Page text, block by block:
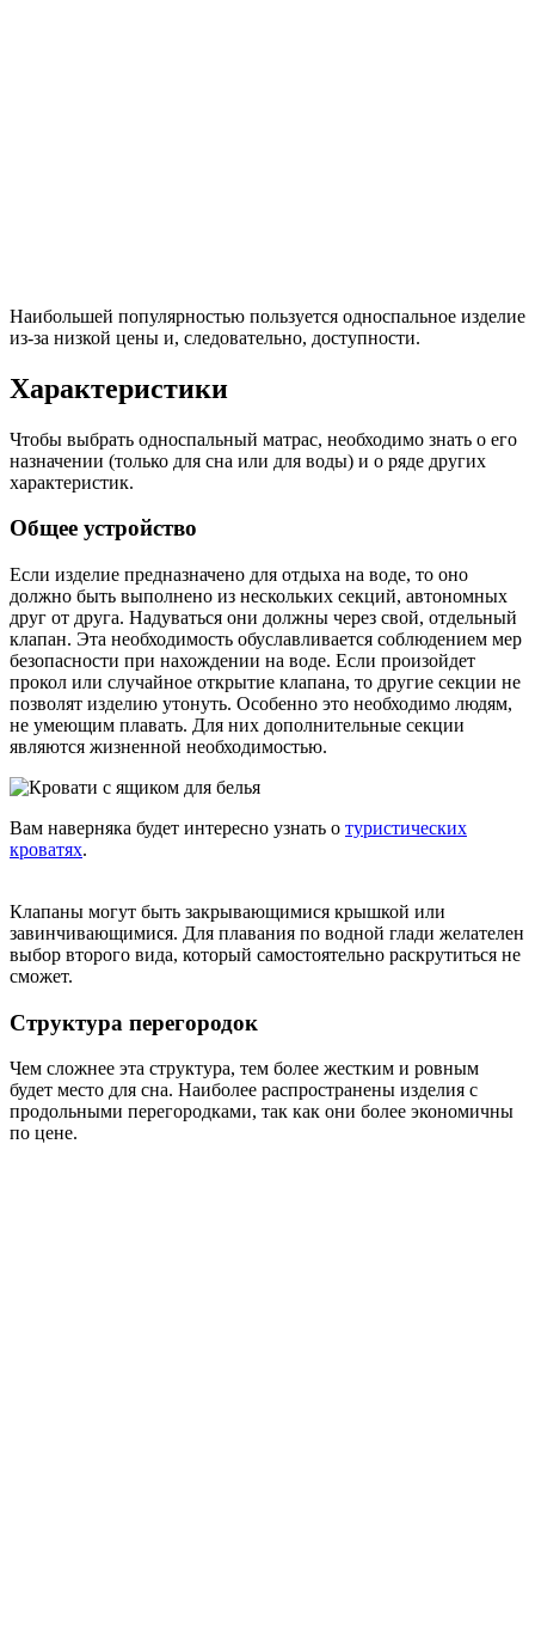
Наибольшей популярностью пользуется односпальное изделие
из-за низкой цены и, следовательно, доступности.
Характеристики
Чтобы выбрать односпальный матрас, необходимо знать о его
назначении (только для сна или для воды) и о ряде других
характеристик.
Общее устройство
Если изделие предназначено для отдыха на воде, то оно
должно быть выполнено из нескольких секций, автономных
друг от друга. Надуваться они должны через свой, отдельный
клапан. Эта необходимость обуславливается соблюдением мер
безопасности при нахождении на воде. Если произойдет
прокол или случайное открытие клапана, то другие секции не
позволят изделию утонуть. Особенно это необходимо людям,
не умеющим плавать. Для них дополнительные секции
являются жизненной необходимостью.
Вам наверняка будет интересно узнать о туристических
кроватях.
Клапаны могут быть закрывающимися крышкой или
завинчивающимися. Для плавания по водной глади желателен
выбор второго вида, который самостоятельно раскрутиться не
сможет.
Структура перегородок
Чем сложнее эта структура, тем более жестким и ровным
будет место для сна. Наиболее распространены изделия с
продольными перегородками, так как они более экономичны
по цене.